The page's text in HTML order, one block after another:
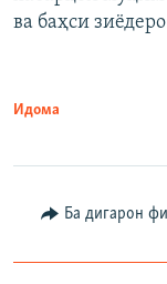
ва баҳси
Идома
Ба дигарон